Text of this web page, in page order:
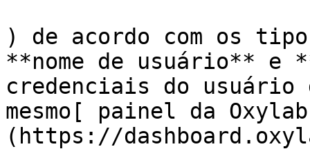
) de acordo com os
**nome de usuário** e
credenciais do usuário
mesmo[ painel da
(https://